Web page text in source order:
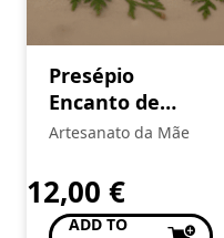
Presépio
Encanto de
Natal
Artesanato da Mãe
12,00 €
ADD TO